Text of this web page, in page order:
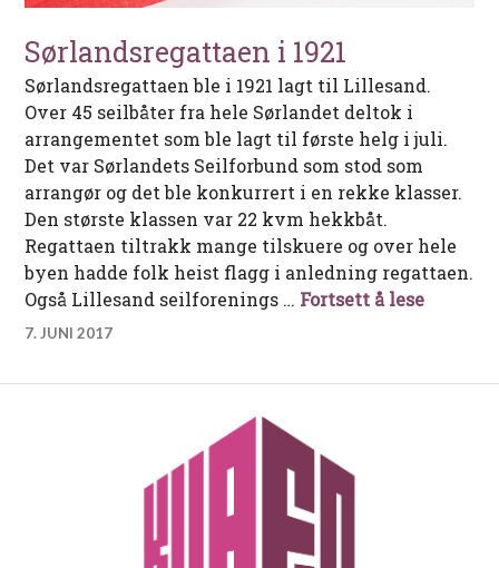
Sørlandsregattaen i 1921
Sørlandsregattaen ble i 1921 lagt til Lillesand.
Over 45 seilbåter fra hele Sørlandet deltok i
arrangementet som ble lagt til første helg i juli.
Det var Sørlandets Seilforbund som stod som
arrangør og det ble konkurrert i en rekke klasser.
Den største klassen var 22 kvm hekkbåt.
Regattaen tiltrakk mange tilskuere og over hele
byen hadde folk heist flagg i anledning regattaen.
Også Lillesand seilforenings … Fortsett å lese
7. JUNI 2017